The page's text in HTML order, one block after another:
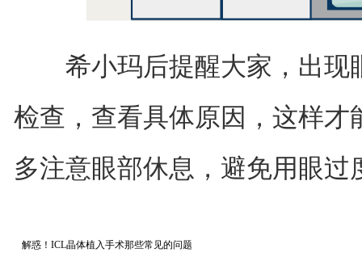
希小玛后提醒大家，出现
检查，查看具体原因，这样才
多注意眼部休息，避免用眼过
解惑！ICL晶体植入手术那些常见的问题